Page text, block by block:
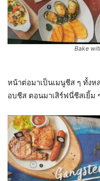
Bake
หน้าต่อมาเป็นเมนูชีส ๆ ทั้งห
อบชีส ตอนมาเสิร์ฟนี่ชีสเยิ้ม